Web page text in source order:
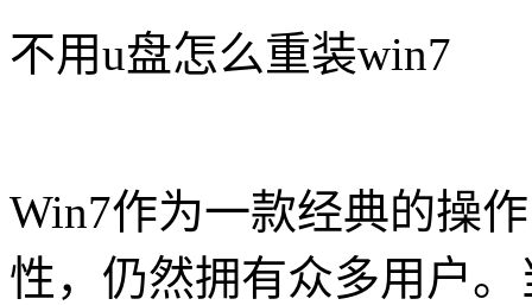
不用u盘怎么重装win7
Win7作为一款经典的操
性，仍然拥有众多用户